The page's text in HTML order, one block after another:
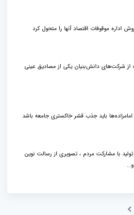
اداره موقوفات اقتصاد آنها را متحول کرد
از شرکت‌های دانش‌بنیان یکی از مصادیق عینی
امامزاده‌ها باید جذب قشر خاکستری جامعه باشد
با مشارکت مردم ، تصویری از رسالت نوین